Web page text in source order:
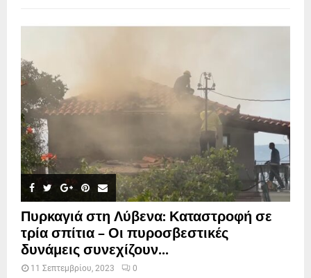
Πυρκαγιά στη Λύβενα: Καταστροφή σε
τρία σπίτια – Οι πυροσβεστικές
δυνάμεις συνεχίζουν...
11 Σεπτεμβρίου, 2023 0